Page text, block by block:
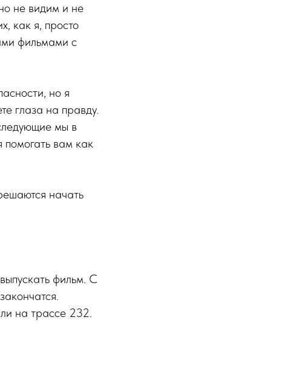
не видим и не
как я, просто
фильмами с
но я
глаза на правду.
мы в
вам как
начать
фильм. С
на трассе 232.